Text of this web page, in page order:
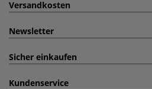
Versandkosten
Newsletter
Sicher einkaufen
Kundenservice